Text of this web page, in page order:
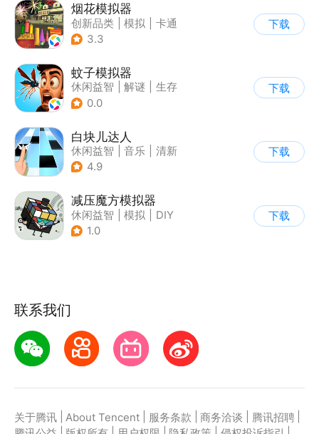
烟花模拟器
创新品类 模拟
卡通
| 休闲益智
3.3
下载
蚊子模拟器
休闲益智 解谜
生存
| 脑洞
0.0
下载
白块儿达人
休闲益智 音乐
清新
| 多比特
4.9
下载
减压魔方模拟器
休闲益智 模拟
DIY
1.0
下载
联系我们
关于腾讯 About Tencent 服务条款 商务洽谈 腾讯招聘